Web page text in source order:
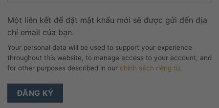
Một liên kết để đặt mật khẩu mới sẽ được gửi đến địa
chỉ email của bạn.
Your personal data will be used to support your experience
throughout this website, to manage access to your account, and
for other purposes described in our chính sách riêng tư.
ĐĂNG KÝ